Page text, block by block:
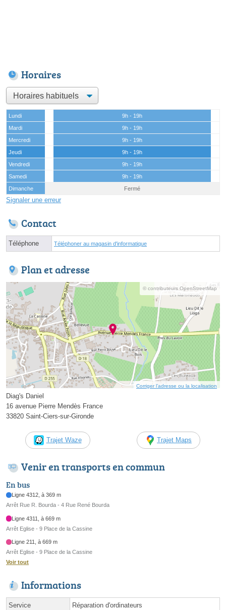
Horaires
Lundi
9h - 19h
Mardi
9h - 19h
Mercredi
9h - 19h
Jeudi
9h - 19h
Vendredi
9h - 19h
Samedi
9h - 19h
Dimanche
Fermé
Signaler une erreur
Contact
Téléphone Téléphoner au magasin d'informatique
Plan et adresse
© contributeurs OpenStreetMap
Corriger l’adresse ou la localisation
Diag's Daniel
16 avenue Pierre Mendès France
33820 Saint-Ciers-sur-Gironde
Trajet Waze Trajet Maps
Venir en transports en commun
En bus
Ligne 4312, à 369 m
Arrêt Rue R. Bourda - 4 Rue René Bourda
Ligne 4311, à 669 m
Arrêt Eglise - 9 Place de la Cassine
Ligne 211, à 669 m
Arrêt Eglise - 9 Place de la Cassine
Voir tout
Informations
Service Réparation d'ordinateurs